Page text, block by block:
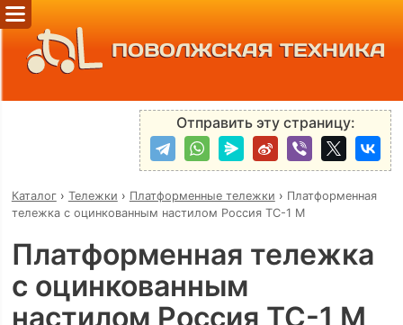
ПОВОЛЖСКАЯ ТЕХНИКА
Отправить эту страницу:
Каталог› Тележки › Платформенные тележки › Платформенная
тележка с оцинкованным настилом Россия ТС-1 М
Платформенная тележка
с оцинкованным
настилом Россия ТС-1 М